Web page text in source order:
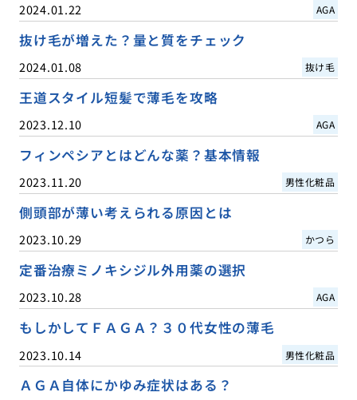
2024.01.22 AGA
抜け毛が増えた？量と質をチェック
2024.01.08 抜け毛
王道スタイル短髪で薄毛を攻略
2023.12.10 AGA
フィンペシアとはどんな薬？基本情報
2023.11.20 男性化粧品
側頭部が薄い考えられる原因とは
2023.10.29 かつら
定番治療ミノキシジル外用薬の選択
2023.10.28 AGA
もしかしてＦＡＧＡ？３０代女性の薄毛
2023.10.14 男性化粧品
ＡＧＡ自体にかゆみ症状はある？